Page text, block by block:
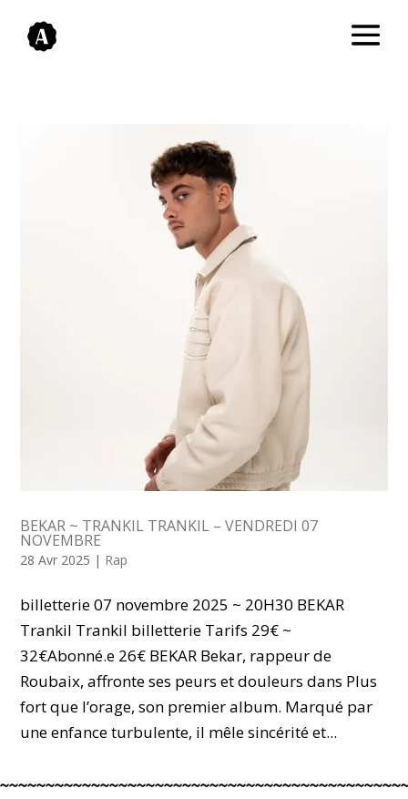
BEKAR ~ TRANKIL TRANKIL – VENDREDI 07
NOVEMBRE
28 Avr 2025 | Rap
billetterie 07 novembre 2025 ~ 20H30 BEKAR
Trankil Trankil billetterie Tarifs 29€ ~
32€Abonné.e 26€ BEKAR Bekar, rappeur de
Roubaix, affronte ses peurs et douleurs dans Plus
fort que l’orage, son premier album. Marqué par
une enfance turbulente, il mêle sincérité et...